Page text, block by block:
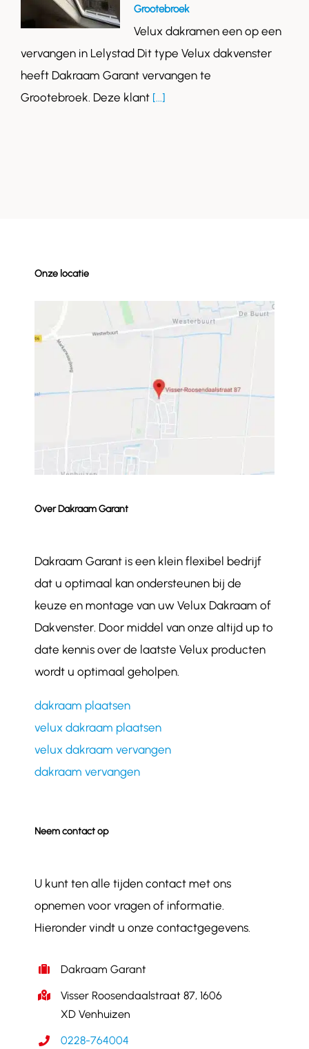
Grootebroek
Velux dakramen een op een
vervangen in Lelystad Dit type Velux dakvenster
heeft Dakraam Garant vervangen te
Grootebroek. Deze klant [...]
Onze locatie
Over Dakraam Garant
Dakraam Garant is een klein flexibel bedrijf
dat u optimaal kan ondersteunen bij de
keuze en montage van uw Velux Dakraam of
Dakvenster. Door middel van onze altijd up to
date kennis over de laatste Velux producten
wordt u optimaal geholpen.
dakraam plaatsen
velux dakraam plaatsen
velux dakraam vervangen
dakraam vervangen
Neem contact op
U kunt ten alle tijden contact met ons
opnemen voor vragen of informatie.
Hieronder vindt u onze contactgegevens.
Dakraam Garant
Visser Roosendaalstraat 87, 1606
XD Venhuizen
0228-764004